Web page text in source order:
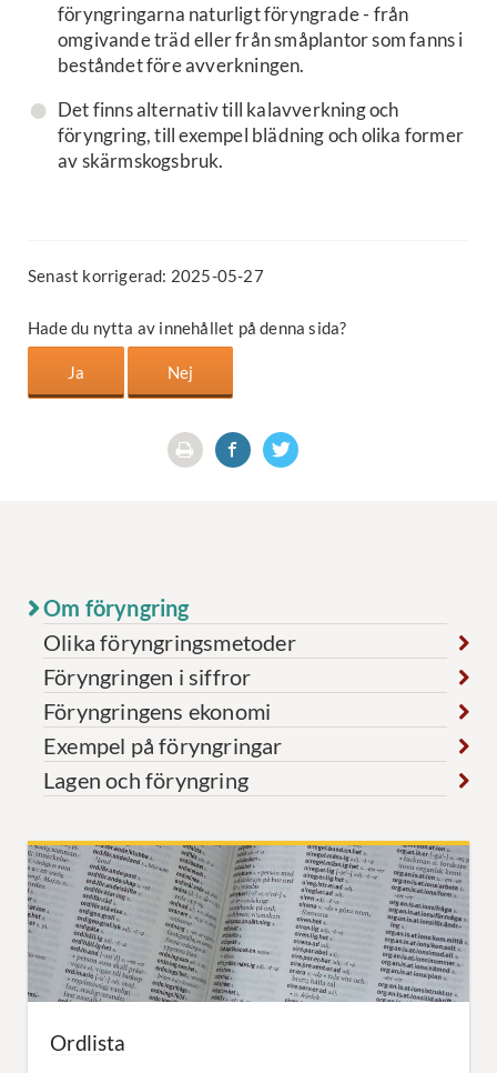
föryngringarna naturligt föryngrade - från
omgivande träd eller från småplantor som fanns i
beståndet före avverkningen.
Det finns alternativ till kalavverkning och
föryngring, till exempel blädning och olika former
av skärmskogsbruk.
Senast korrigerad: 2025-05-27
Hade du nytta av innehållet på denna sida?
Om föryngring
Olika föryngringsmetoder
Föryngringen i siffror
Föryngringens ekonomi
Exempel på föryngringar
Lagen och föryngring
Ordlista